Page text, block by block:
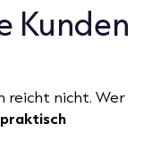
Kunden
reicht nicht. Wer
praktisch